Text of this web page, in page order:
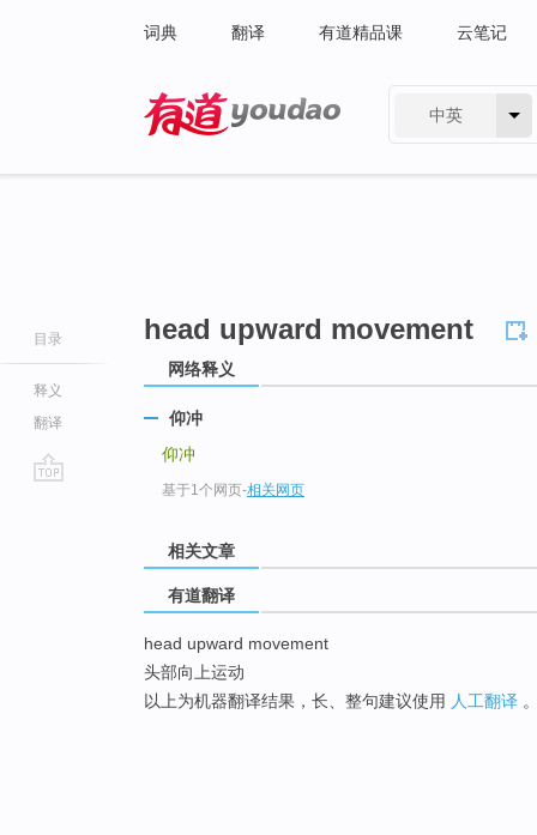
词典 翻译 有道精品课 云笔记
中英
目录
释义
翻译
head upward movement
网络释义
仰冲
仰冲
基于1个网页-相关网页
相关文章
有道翻译
head upward movement
头部向上运动
以上为机器翻译结果，长、整句建议使用 人工翻译